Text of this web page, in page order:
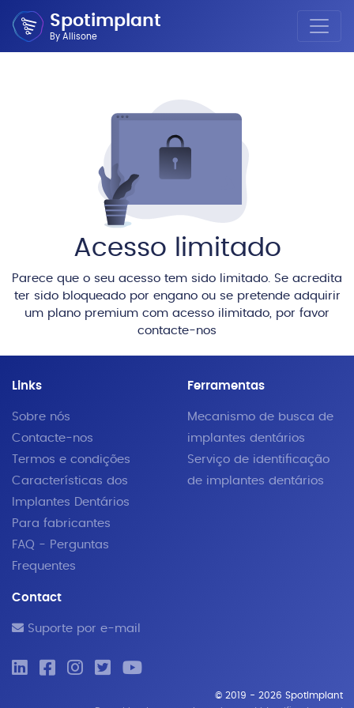
Spotimplant
By Allisone
Acesso limitado
Parece que o seu acesso tem sido limitado. Se acredita
ter sido bloqueado por engano ou se pretende adquirir
um plano premium com acesso ilimitado, por favor
contacte-nos
Links
Sobre nós
Contacte-nos
Termos e condições
Características dos
Implantes Dentários
Para fabricantes
FAQ - Perguntas
Frequentes
Ferramentas
Mecanismo de busca de
implantes dentários
Serviço de identificação
de implantes dentários
Contact
Suporte por e-mail
© 2019 - 2026 SpotImplant